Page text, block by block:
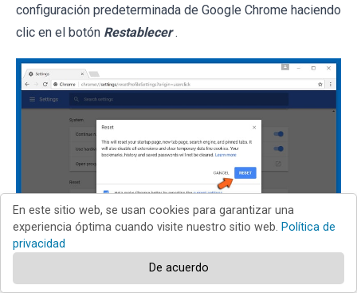
configuración predeterminada de Google Chrome haciendo
clic en el botón Restablecer .
Chrome
En este sitio web, se usan cookies para garantizar una
experiencia óptima cuando visite nuestro sitio web. Política de
privacidad
De acuerdo